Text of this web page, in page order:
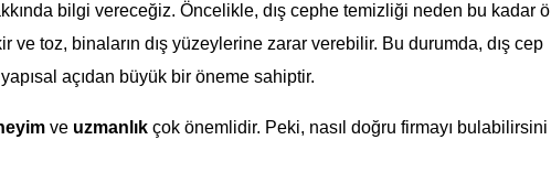
bilgi vereceğiz. Öncelikle, dış cephe temizliği neden bu kadar ö
ve toz, binaların dış yüzeylerine zarar verebilir. Bu durumda, dış cep
açıdan büyük bir öneme sahiptir.
ve uzmanlık çok önemlidir. Peki, nasıl doğru firmayı bulabilirsini